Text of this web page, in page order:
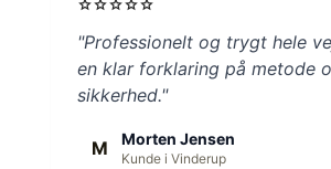
starstarstarstarstar
"Professionelt og trygt hele
en klar forklaring på metode
sikkerhed."
M Morten Jensen
Kunde i Vinderup